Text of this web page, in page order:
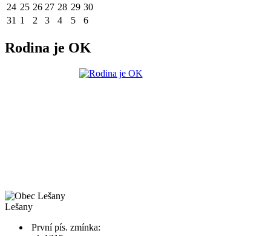
24 25 26 27 28 29 30
31 1 2 3 4 5 6
Rodina je OK
Lešany
První pís. zmínka: